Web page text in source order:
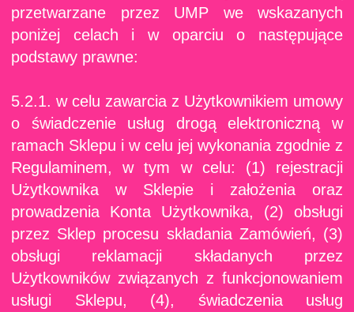
przetwarzane przez UMP we wskazanych
poniżej celach i w oparciu o następujące
podstawy prawne:
5.2.1. w celu zawarcia z Użytkownikiem umowy
o świadczenie usług drogą elektroniczną w
ramach Sklepu i w celu jej wykonania zgodnie z
Regulaminem, w tym w celu: (1) rejestracji
Użytkownika w Sklepie i założenia oraz
prowadzenia Konta Użytkownika, (2) obsługi
przez Sklep procesu składania Zamówień, (3)
obsługi reklamacji składanych przez
Użytkowników związanych z funkcjonowaniem
usługi Sklepu, (4), świadczenia usług